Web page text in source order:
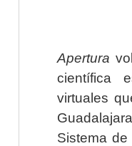
Apertura
científica
virtuales
Sistema